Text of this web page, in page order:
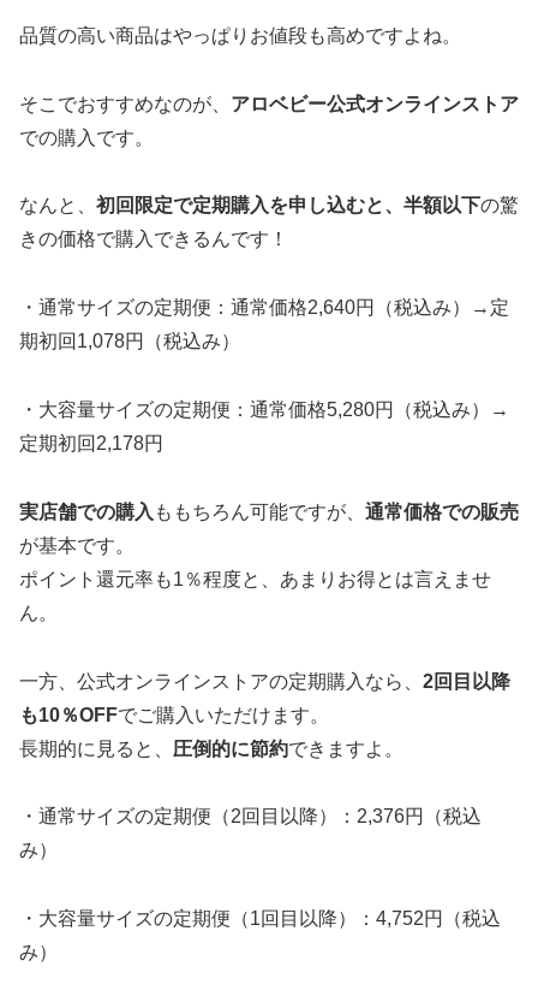
品質の高い商品はやっぱりお値段も高めですよね。
そこでおすすめなのが、 アロベビー公式オンラインストア
での購入です。
なんと、 初回限定で定期購入を申し込むと、半額以下の驚
きの価格で購入できるんです！
・通常サイズの定期便：通常価格2,640円（税込み）→定
期初回1,078円（税込み）
・大容量サイズの定期便：通常価格5,280円（税込み）→
定期初回2,178円
実店舗での購入 ももちろん可能ですが、 通常価格での販売
が基本です。
ポイント還元率も1％程度と、あまりお得とは言えませ
ん。
一方、公式オンラインストアの定期購入なら、 2回目以降
も10％OFFでご購入いただけます。
長期的に見ると、 圧倒的に節約できますよ。
・通常サイズの定期便（2回目以降）：2,376円（税込
み）
・大容量サイズの定期便（1回目以降）：4,752円（税込
み）